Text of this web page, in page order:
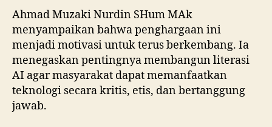
Ahmad Muzaki Nurdin SHum MAk
menyampaikan bahwa penghargaan ini
menjadi motivasi untuk terus berkembang. Ia
menegaskan pentingnya membangun literasi
AI agar masyarakat dapat memanfaatkan
teknologi secara kritis, etis, dan bertanggung
jawab.